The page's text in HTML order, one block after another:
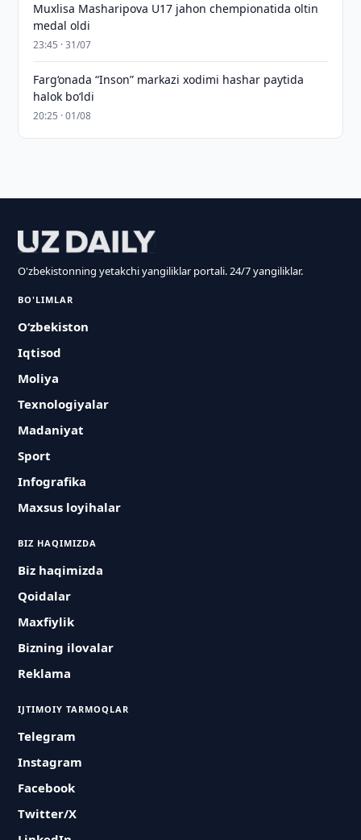
Muxlisa Masharipova U17 jahon chempionatida oltin
medal oldi
23:45 · 31/07
Farg‘onada “Inson” markazi xodimi hashar paytida
halok bo‘ldi
20:25 · 01/08
O'zbekistonning yetakchi yangiliklar portali. 24/7 yangiliklar.
BO'LIMLAR
O‘zbekiston
Iqtisod
Moliya
Texnologiyalar
Madaniyat
Sport
Infografika
Maxsus loyihalar
BIZ HAQIMIZDA
Biz haqimizda
Qoidalar
Maxfiylik
Bizning ilovalar
Reklama
IJTIMOIY TARMOQLAR
Telegram
Instagram
Facebook
Twitter/X